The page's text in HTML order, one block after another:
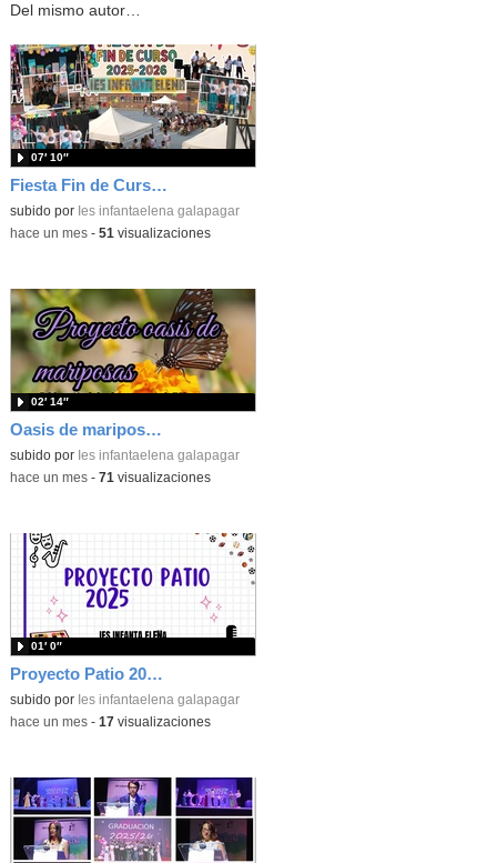
Del mismo autor…
Fiesta Fin de Curso IES Infanta Elena 2025-2026
subido por Ies infantaelena galapagar
07′ 10″
-hace un mes- 51 visualizaciones
Oasis de mariposas en el IES Infanta Elena
subido por Ies infantaelena galapagar
02′ 14″
-hace un mes- 71 visualizaciones
Proyecto Patio 2025/2026
subido por Ies infantaelena galapagar
01′ 0″
-hace un mes- 17 visualizaciones